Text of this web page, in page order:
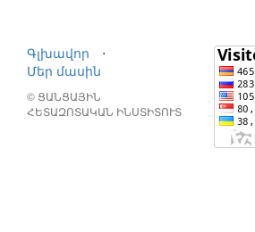
Գլխավոր
⋅
Մեր մասին
© ՑԱՆՑԱՅԻՆ
ՀԵՏԱԶՈՏԱԿԱՆ ԻՆՍՏԻՏՈՒՏ